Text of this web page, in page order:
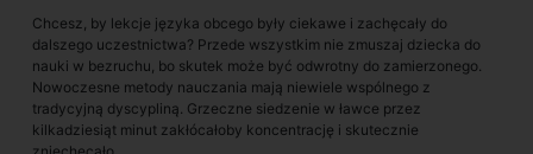
Chcesz, by lekcje języka obcego były ciekawe i zachęcały do
dalszego uczestnictwa? Przede wszystkim nie zmuszaj dziecka do
nauki w bezruchu, bo skutek może być odwrotny do zamierzonego.
Nowoczesne metody nauczania mają niewiele wspólnego z
tradycyjną dyscypliną. Grzeczne siedzenie w ławce przez
kilkadziesiąt minut zakłócałoby koncentrację i skutecznie